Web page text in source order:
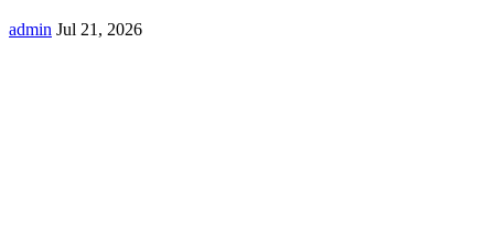
admin Jul 21, 2026